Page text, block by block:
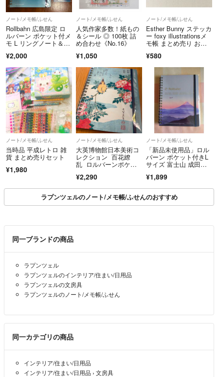
ノート/メモ帳/ふせん
Rollbahn 広島限定 ロ
ルバーン ポケット付メ
モ L リングノート＆ブ
¥2,000
ノート/メモ帳/ふせん
人気作家多数！紙もの
＆シール ◎ 100枚 詰
め合わせ《No.16》
¥1,050
ノート/メモ帳/ふせん
Esther Bunny ステッカ
ー foxy illustrationsメ
モ帳 まとめ売り おま
¥580
ノート/メモ帳/ふせん
当時品 平成レトロ 雑
貨 まとめ売りセット
¥1,980
ノート/メモ帳/ふせん
大英博物館日本美術コ
レクション 百花繚
乱 ロルバーンポケッ
斎 黄鳥長春
¥2,290
ノート/メモ帳/ふせん
「新品未使用品」ロル
バーン ポケット付きL
サイズ 富士山 成田空
¥1,899
ラプンツェルのノート/メモ帳/ふせんのおすすめ
同一ブランドの商品
ラプンツェル
ラプンツェルのインテリア/住まい/日用品
ラプンツェルの文房具
ラプンツェルのノート/メモ帳/ふせん
同一カテゴリの商品
インテリア/住まい/日用品
インテリア/住まい/日用品 › 文房具